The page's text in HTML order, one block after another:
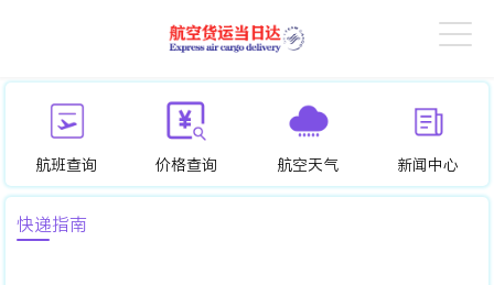
航班查询 价格查询 航空天气 新闻中心
快递指南